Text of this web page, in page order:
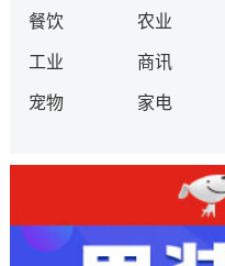
餐饮 农业
工业 商讯
宠物 家电